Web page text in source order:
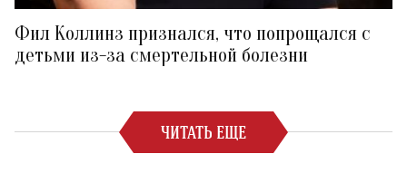
Фил Коллинз признался, что попрощался с
детьми из-за смертельной болезни
ЧИТАТЬ ЕЩЕ